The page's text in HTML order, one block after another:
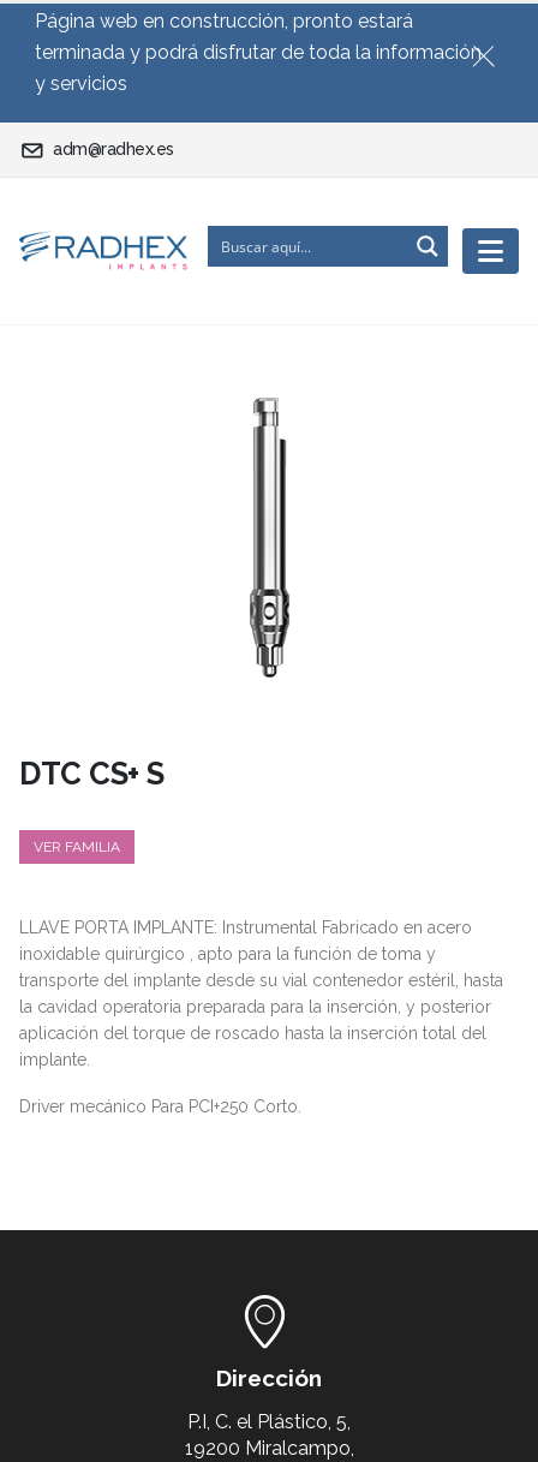
Página web en construcción, pronto estará
terminada y podrá disfrutar de toda la información
y servicios
adm@radhex.es
DTC CS+ S
VER FAMILIA
LLAVE PORTA IMPLANTE: Instrumental Fabricado en acero
inoxidable quirúrgico , apto para la función de toma y
transporte del implante desde su vial contenedor estéril, hasta
la cavidad operatoria preparada para la inserción, y posterior
aplicación del torque de roscado hasta la inserción total del
implante.
Driver mecánico Para PCI+250 Corto.
Dirección
P.I, C. el Plástico, 5,
19200 Miralcampo,